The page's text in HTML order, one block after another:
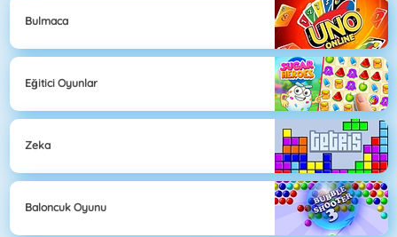
Bulmaca
Eğitici Oyunlar
Zeka
Baloncuk Oyunu